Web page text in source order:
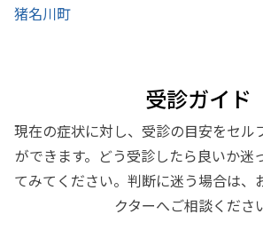
猪名川町
受診ガイド
現在の症状に対し、受診の目安をセル
ができます。どう受診したら良いか迷
てみてください。判断に迷う場合は、
クターへご相談くださ